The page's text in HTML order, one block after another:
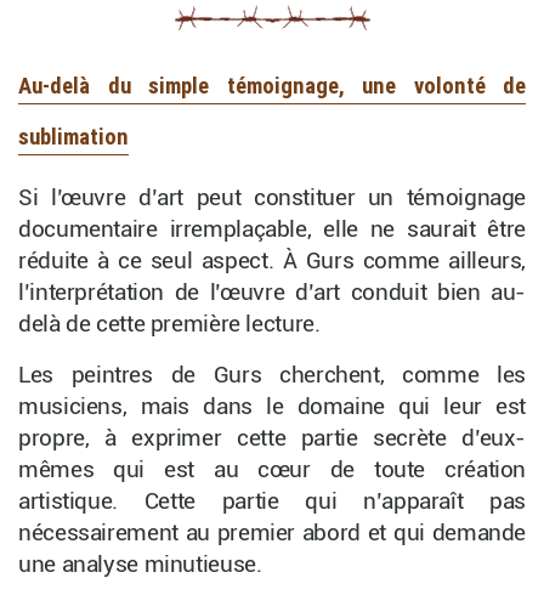
Au-delà du simple témoignage, une volonté de
sublimation
Si l’œuvre d’art peut constituer un témoignage
documentaire irremplaçable, elle ne saurait être
réduite à ce seul aspect. À Gurs comme ailleurs,
l’interprétation de l’œuvre d’art conduit bien au-
delà de cette première lecture.
Les peintres de Gurs cherchent, comme les
musiciens, mais dans le domaine qui leur est
propre, à exprimer cette partie secrète d’eux-
mêmes qui est au cœur de toute création
artistique. Cette partie qui n’apparaît pas
nécessairement au premier abord et qui demande
une analyse minutieuse.